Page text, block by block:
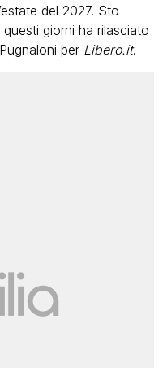
del 2027. Sto
giorni ha rilasciato
per Libero.it.